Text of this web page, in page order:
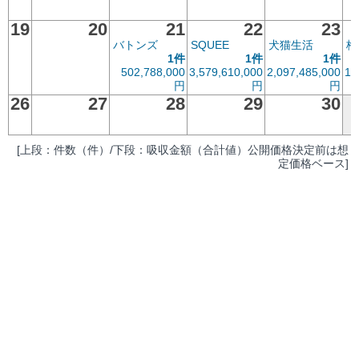
19
20 21
バトンズ
1件
502,788,000
円
22
SQUEE
1件
3,579,610,000
円
23
犬猫生活
1件
2,097,485,000
円
26 27 28 29 30
[上段：件数（件）/下段：吸収金額（合計値）公開価格決定前は想
定価格ベース]